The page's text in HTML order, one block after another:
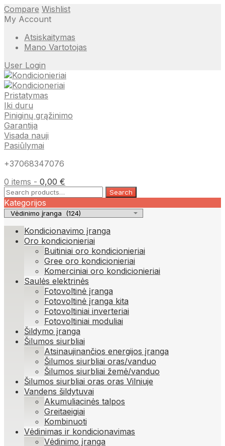
Compare Wishlist
My Account
Atsiskaitymas
Mano Vartotojas
User Login
Pristatymas
Iki duru
Piniginų grąžinimo
Garantija
Visada nauji
Pasiūlymai
+37068347076
0 items - 0,00 €
Search
for:
Search
Kategorijos
Kondicionavimo įranga
Oro kondicionieriai
Buitiniai oro kondicionieriai
Gree oro kondicionieriai
Komerciniai oro kondicionieriai
Saulės elektrinės
Fotovoltinė įranga
Fotovoltinė įranga kita
Fotovoltiniai inverteriai
Fotovoltiniai moduliai
Šildymo įranga
Šilumos siurbliai
Atsinaujinančios energijos įranga
Šilumos siurbliai oras/vanduo
Šilumos siurbliai žemė/vanduo
Šilumos siurbliai oras oras Vilniuje
Vandens šildytuvai
Akumuliacinės talpos
Greitaeigiai
Kombinuoti
Vėdinimas ir kondicionavimas
Vėdinimo įranga